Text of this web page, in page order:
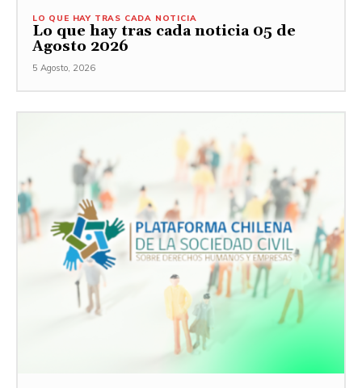
LO QUE HAY TRAS CADA NOTICIA
Lo que hay tras cada noticia 05 de
Agosto 2026
5 Agosto, 2026